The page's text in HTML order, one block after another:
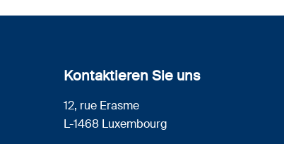
Kontaktieren Sie uns
12, rue Erasme
L-1468 Luxembourg